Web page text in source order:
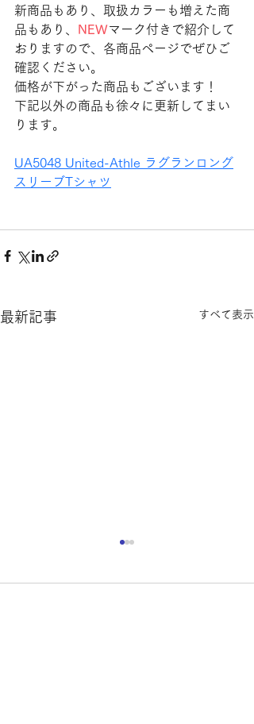
新商品もあり、取扱カラーも増えた商
品もあり、
NEWマーク付きで紹介して
おりますので、各商品ページでぜひご
確認ください。
価格が下がった商品もございます！
下記以外の商品も徐々に更新してまい
ります。
UA5048 United-Athle ラグランロング
スリーブTシャツ
最新記事 すべて表示